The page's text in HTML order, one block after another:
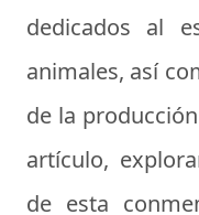
dedicados al
animales, así
de la
artículo,
de esta